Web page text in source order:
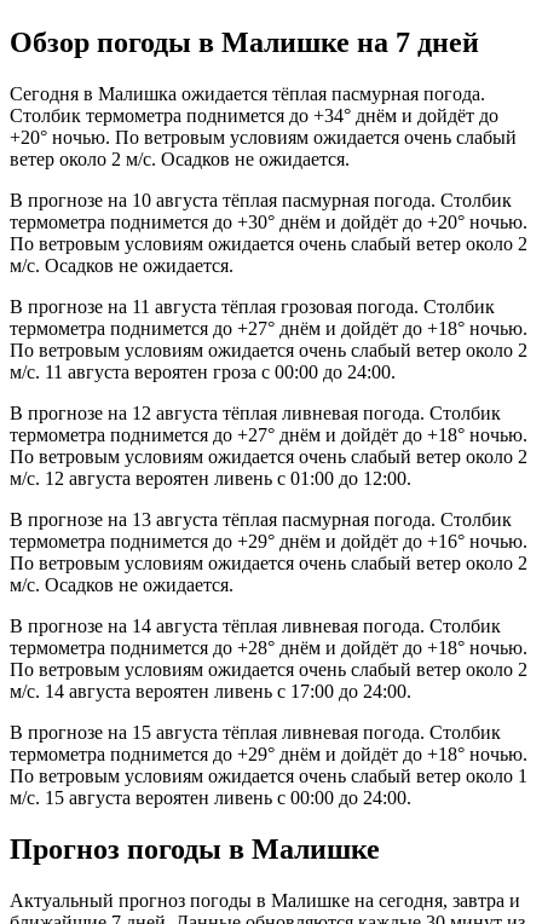
Обзор погоды в Малишке на 7 дней
Сегодня в Малишка ожидается тёплая пасмурная погода.
Столбик термометра поднимется до +34° днём и дойдёт до
+20° ночью. По ветровым условиям ожидается очень слабый
ветер около 2 м/с. Осадков не ожидается.
В прогнозе на 10 августа тёплая пасмурная погода. Столбик
термометра поднимется до +30° днём и дойдёт до +20° ночью.
По ветровым условиям ожидается очень слабый ветер около 2
м/с. Осадков не ожидается.
В прогнозе на 11 августа тёплая грозовая погода. Столбик
термометра поднимется до +27° днём и дойдёт до +18° ночью.
По ветровым условиям ожидается очень слабый ветер около 2
м/с. 11 августа вероятен гроза с 00:00 до 24:00.
В прогнозе на 12 августа тёплая ливневая погода. Столбик
термометра поднимется до +27° днём и дойдёт до +18° ночью.
По ветровым условиям ожидается очень слабый ветер около 2
м/с. 12 августа вероятен ливень с 01:00 до 12:00.
В прогнозе на 13 августа тёплая пасмурная погода. Столбик
термометра поднимется до +29° днём и дойдёт до +16° ночью.
По ветровым условиям ожидается очень слабый ветер около 2
м/с. Осадков не ожидается.
В прогнозе на 14 августа тёплая ливневая погода. Столбик
термометра поднимется до +28° днём и дойдёт до +18° ночью.
По ветровым условиям ожидается очень слабый ветер около 2
м/с. 14 августа вероятен ливень с 17:00 до 24:00.
В прогнозе на 15 августа тёплая ливневая погода. Столбик
термометра поднимется до +29° днём и дойдёт до +18° ночью.
По ветровым условиям ожидается очень слабый ветер около 1
м/с. 15 августа вероятен ливень с 00:00 до 24:00.
Прогноз погоды в Малишке
Актуальный прогноз погоды в Малишке на сегодня, завтра и